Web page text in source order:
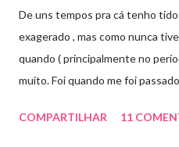
De uns tempos pra cá tenho tido
exagerado , mas como nunca
quando ( principalmente no
muito. Foi quando me foi
uma consulta com o
COMPARTILHAR 11